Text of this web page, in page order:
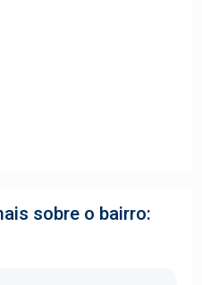
sobre o bairro: